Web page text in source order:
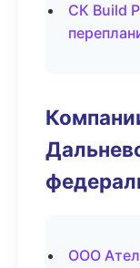
СК Build
ООО